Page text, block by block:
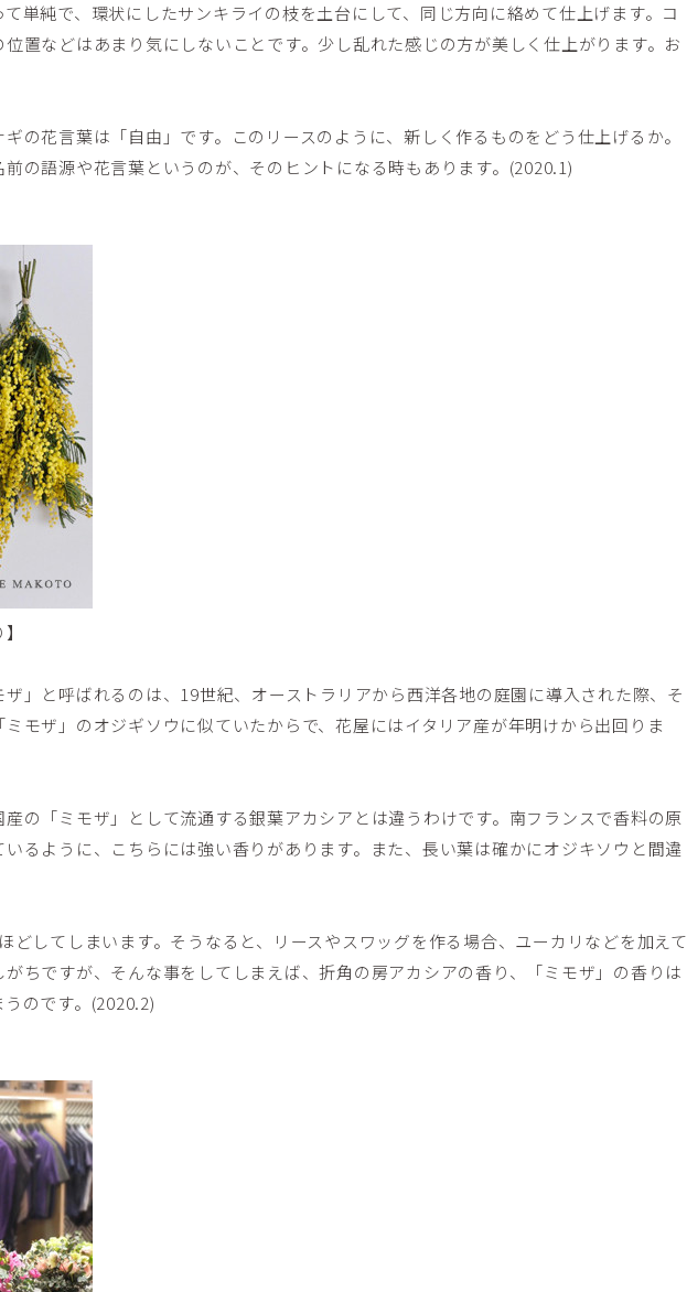
単純で、環状にしたサンキライの枝を土台にして、同じ方向に絡めて仕上げます。コ
置などはあまり気にしないことです。少し乱れた感じの方が美しく仕上がります。お
の花言葉は「自由」です。このリースのように、新しく作るものをどう仕上げるか。
の語源や花言葉というのが、そのヒントになる時もあります。(2020.1)
」と呼ばれるのは、19世紀、オーストラリアから西洋各地の庭園に導入された際、そ
モザ」のオジギソウに似ていたからで、花屋にはイタリア産が年明けから出回りま
の「ミモザ」として流通する銀葉アカシアとは違うわけです。南フランスで香料の原
るように、こちらには強い香りがあります。また、長い葉は確かにオジキソウと間違
どしてしまいます。そうなると、リースやスワッグを作る場合、ユーカリなどを加えて
ちですが、そんな事をしてしまえば、折角の房アカシアの香り、「ミモザ」の香りは
のです。(2020.2)